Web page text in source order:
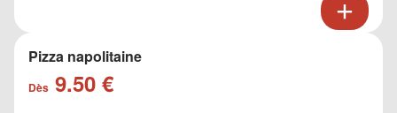
Pizza napolitaine
Dès 9.50 €